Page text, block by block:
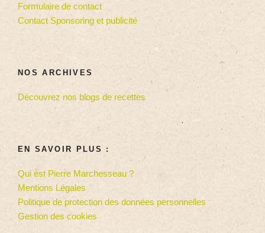
Formulaire de contact
Contact Sponsoring et publicité
NOS ARCHIVES
Découvrez nos blogs de recettes
EN SAVOIR PLUS :
Qui est Pierre Marchesseau ?
Mentions Légales
Politique de protection des données personnelles
Gestion des cookies